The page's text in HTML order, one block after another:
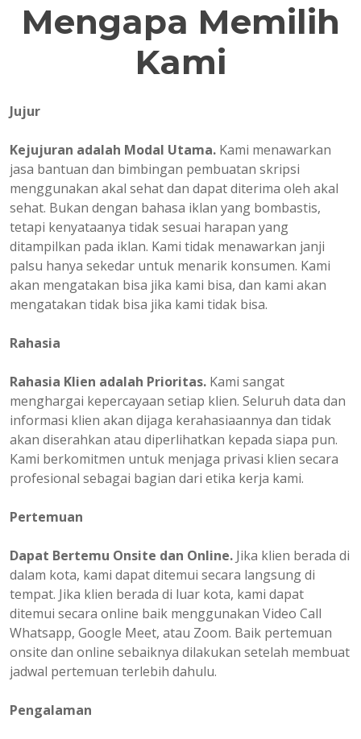
Mengapa Memilih
Kami
Jujur
Kejujuran adalah Modal Utama. Kami menawarkan
jasa bantuan dan bimbingan pembuatan skripsi
menggunakan akal sehat dan dapat diterima oleh akal
sehat. Bukan dengan bahasa iklan yang bombastis,
tetapi kenyataanya tidak sesuai harapan yang
ditampilkan pada iklan. Kami tidak menawarkan janji
palsu hanya sekedar untuk menarik konsumen. Kami
akan mengatakan bisa jika kami bisa, dan kami akan
mengatakan tidak bisa jika kami tidak bisa.
Rahasia
Rahasia Klien adalah Prioritas. Kami sangat
menghargai kepercayaan setiap klien. Seluruh data dan
informasi klien akan dijaga kerahasiaannya dan tidak
akan diserahkan atau diperlihatkan kepada siapa pun.
Kami berkomitmen untuk menjaga privasi klien secara
profesional sebagai bagian dari etika kerja kami.
Pertemuan
Dapat Bertemu Onsite dan Online. Jika klien berada di
dalam kota, kami dapat ditemui secara langsung di
tempat. Jika klien berada di luar kota, kami dapat
ditemui secara online baik menggunakan Video Call
Whatsapp, Google Meet, atau Zoom. Baik pertemuan
onsite dan online sebaiknya dilakukan setelah membuat
jadwal pertemuan terlebih dahulu.
Pengalaman